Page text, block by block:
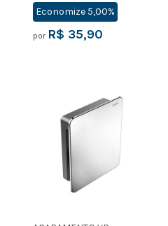
Economize 5,00%
por R$ 35,90